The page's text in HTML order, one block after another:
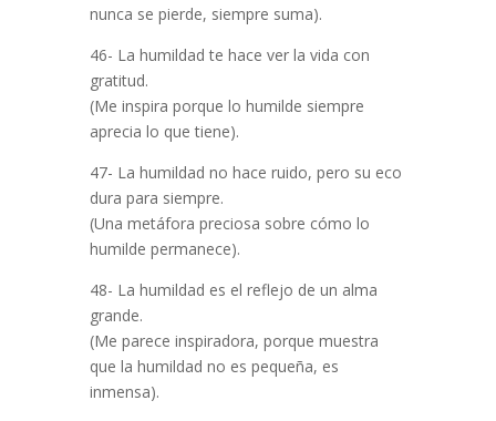
nunca se pierde, siempre suma).
46- La humildad te hace ver la vida con
gratitud.
(Me inspira porque lo humilde siempre
aprecia lo que tiene).
47- La humildad no hace ruido, pero su eco
dura para siempre.
(Una metáfora preciosa sobre cómo lo
humilde permanece).
48- La humildad es el reflejo de un alma
grande.
(Me parece inspiradora, porque muestra
que la humildad no es pequeña, es
inmensa).